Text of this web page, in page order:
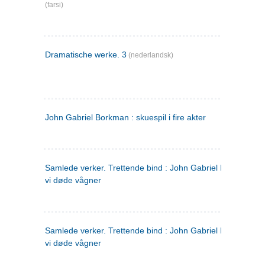
(farsi)
Dramatische werke. 3 (nederlandsk)
John Gabriel Borkman : skuespil i fire akter
Samlede verker. Trettende bind : John Gabriel Borkman ;
vi døde vågner
Samlede verker. Trettende bind : John Gabriel Borkman ;
vi døde vågner